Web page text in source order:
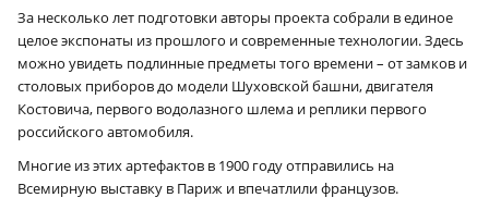
За несколько лет подготовки авторы проекта собрали в единое
целое экспонаты из прошлого и современные технологии. Здесь
можно увидеть подлинные предметы того времени – от замков и
столовых приборов до модели Шуховской башни, двигателя
Костовича, первого водолазного шлема и реплики первого
российского автомобиля.
Многие из этих артефактов в 1900 году отправились на
Всемирную выставку в Париж и впечатлили французов.